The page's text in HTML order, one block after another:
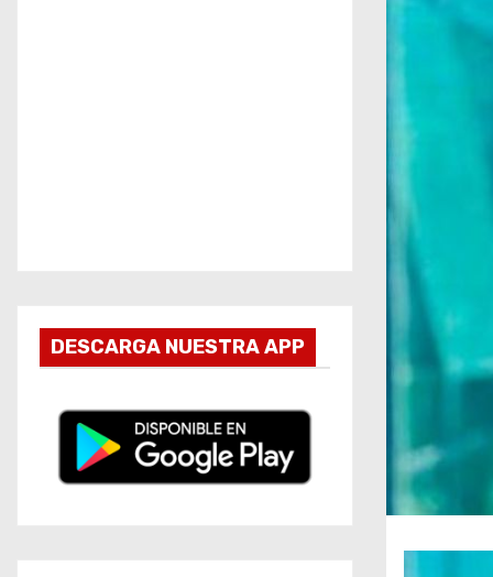
DESCARGA NUESTRA APP